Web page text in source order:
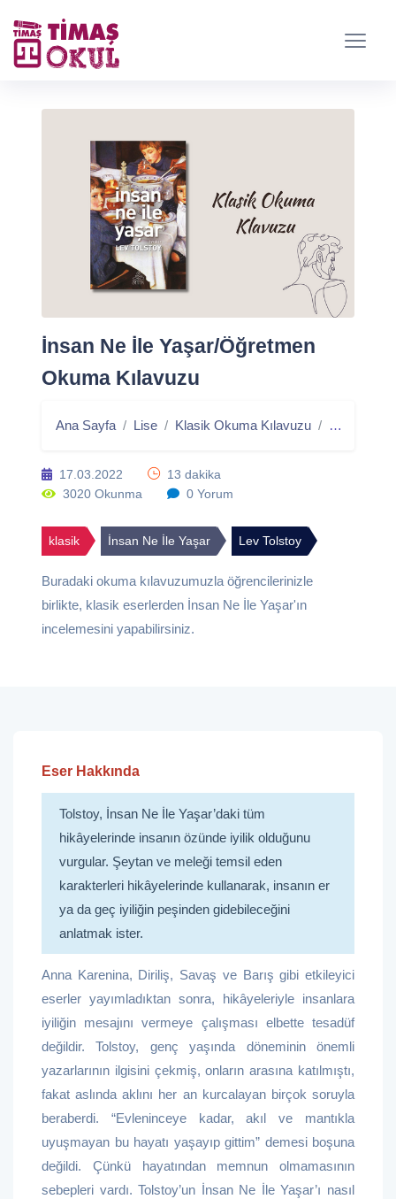
İnsan Ne İle Yaşar/Öğretmen
Okuma Kılavuzu
Ana Sayfa Lise Klasik Okuma Kılavuzu İnsan Ne
17.03.2022
13 dakika
3020 Okunma
0 Yorum
klasik İnsan Ne İle Yaşar Lev Tolstoy
Buradaki okuma kılavuzumuzla öğrencilerinizle
birlikte, klasik eserlerden İnsan Ne İle Yaşar'ın
incelemesini yapabilirsiniz.
Eser Hakkında
Tolstoy, İnsan Ne İle Yaşar’daki tüm
hikâyelerinde insanın özünde iyilik olduğunu
vurgular. Şeytan ve meleği temsil eden
karakterleri hikâyelerinde kullanarak, insanın er
ya da geç iyiliğin peşinden gidebileceğini
anlatmak ister.
Anna Karenina, Diriliş, Savaş ve Barış gibi etkileyici
eserler yayımladıktan sonra, hikâyeleriyle insanlara
iyiliğin mesajını vermeye çalışması elbette tesadüf
değildir. Tolstoy, genç yaşında döneminin önemli
yazarlarının ilgisini çekmiş, onların arasına katılmıştı,
fakat aslında aklını her an kurcalayan birçok soruyla
beraberdi. “Evleninceye kadar, akıl ve mantıkla
uyuşmayan bu hayatı yaşayıp gittim” demesi boşuna
değildi. Çünkü hayatından memnun olmamasının
sebepleri vardı. Tolstoy’un İnsan Ne İle Yaşar’ı nasıl